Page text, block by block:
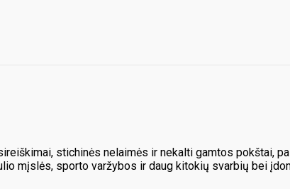
stichinės nelaimės ir nekalti gamtos pokštai,
mįslės, sporto varžybos ir daug kitokių svarbių bei